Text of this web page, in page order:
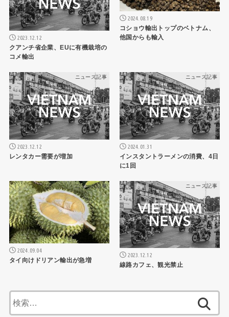
2023.12.12
クアンチ省企業、EUに有機栽培の
コメ輸出
2024.08.19
コショウ輸出トップのベトナム、
他国からも輸入
ニュース記事
2023.12.12
レンタカー需要が増加
ニュース記事
2024.01.31
インスタントラーメンの消費、4日
に1回
ニュース記事
2024.09.04
タイ向けドリアン輸出が急増
ニュース記事
2023.12.12
線路カフェ、観光禁止
索: